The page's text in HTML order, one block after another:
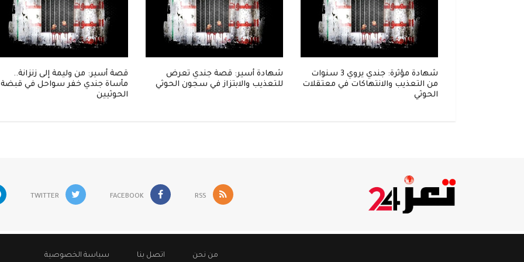
شهادة مؤثرة: جندي يروي 3 سنوات
من التعذيب والانتهاكات في معتقلات
الحوثي
شهادة أسير: قصة جندي تعرض
للتعذيب والابتزاز في سجون الحوثي
قصة أسير: من وليمة إلى زنزانة..
مأساة جندي خفر سواحل في قبضة
الحوثيين
RSS
FACEBOOK
TWITTER
من نحن اتصل بنا سياسة الخصوصية